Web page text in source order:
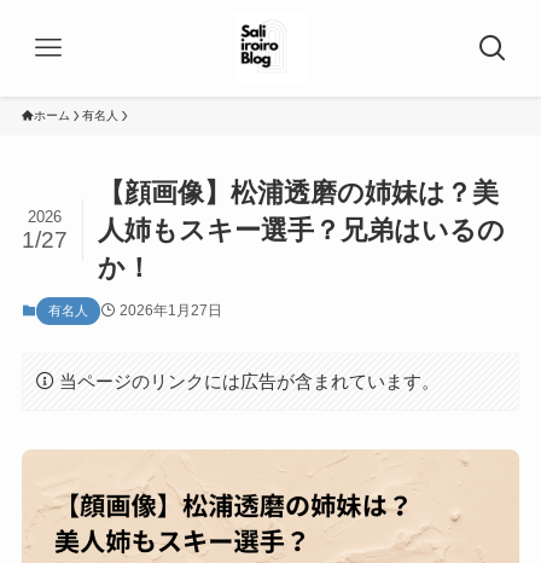
ホーム 有名人
【顔画像】松浦透磨の姉妹は？美
人姉もスキー選手？兄弟はいるの
か！
2026
1/27
有名人 2026年1月27日
当ページのリンクには広告が含まれています。